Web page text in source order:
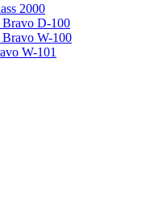
2000
D-100
W-100
W-101